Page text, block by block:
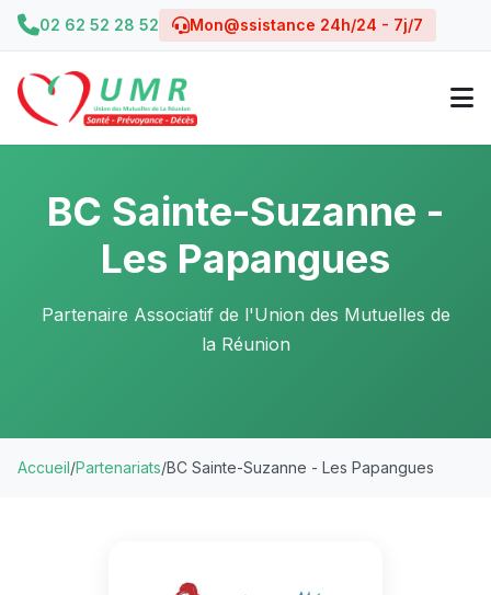
02 62 52 28 52 Mon@ssistance 24h/24 - 7j/7
BC Sainte-Suzanne -
Les Papangues
Partenaire Associatif de l'Union des Mutuelles de
la Réunion
Accueil/Partenariats/BC Sainte-Suzanne - Les Papangues